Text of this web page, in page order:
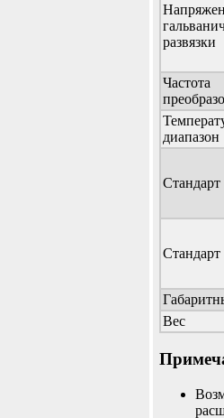
развязки
Частота
диапазон
Стандарт
Вес